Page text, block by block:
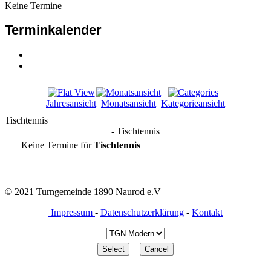
Keine Termine
Terminkalender
Jahresansicht Monatsansicht Kategorieansicht
Tischtennis
- Tischtennis
Keine Termine fürTischtennis
© 2021 Turngemeinde 1890 Naurod e.V
Impressum - Datenschutzerklärung - Kontakt